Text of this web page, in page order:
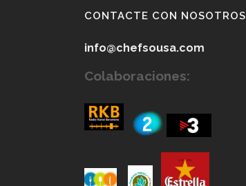
CONTACTE CON NOSOTROS
info@chefsousa.com
Colaboraciones: